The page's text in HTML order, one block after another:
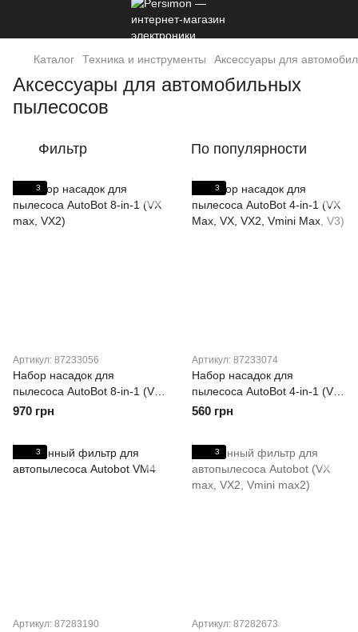
Каталог Техника и инструменты Аксессуары для
Аксессуары для автомобильных
пылесосов
Фильтр По популярности
3
Артикул: 87233056
Набор насадок для
пылесоса AutoBot 8-in-1 (VX
max, VX2)
970 грн
3
Артикул: 87233074
Набор насадок для
пылесоса AutoBot 4-in-1 (VX
Max, VX, VX2, Vmini Max, V3)
560 грн
3
Артикул: 87283190
3
Артикул: 87282673